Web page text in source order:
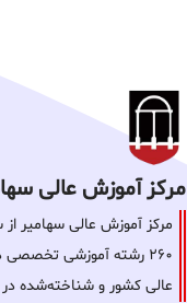
مرکز آموزش عالی
۲۶۰ رشته آموزشی تخصصی
عالی کشور و شناخته‌شده